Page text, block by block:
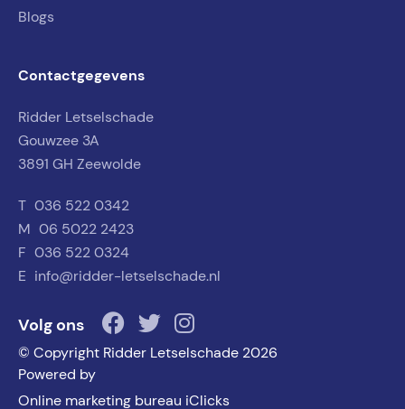
Blogs
Contactgegevens
Ridder Letselschade
Gouwzee 3A
3891 GH Zeewolde
T 036 522 0342
M 06 5022 2423
F 036 522 0324
E info@ridder-letselschade.nl
Volg ons
© Copyright Ridder Letselschade 2026
Powered by
Online marketing bureau iClicks